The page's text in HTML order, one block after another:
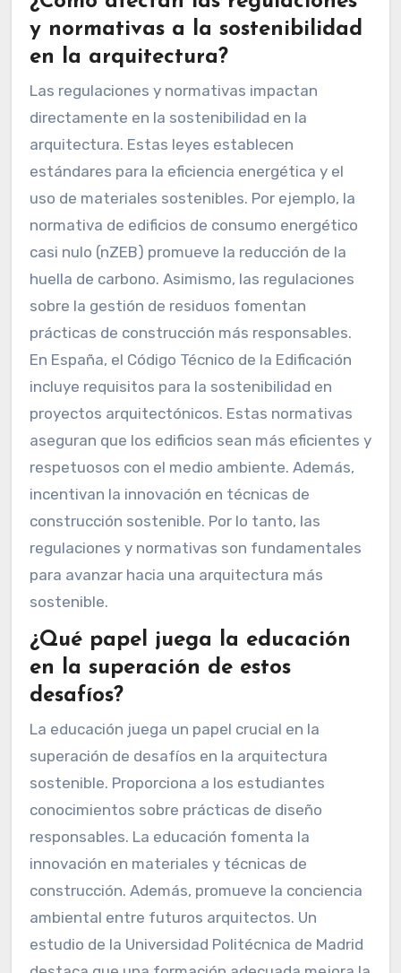
y normativas a la sostenibilidad
en la arquitectura?
Las regulaciones y normativas impactan
directamente en la sostenibilidad en la
arquitectura. Estas leyes establecen
estándares para la eficiencia energética y el
uso de materiales sostenibles. Por ejemplo, la
normativa de edificios de consumo energético
casi nulo (nZEB) promueve la reducción de la
huella de carbono. Asimismo, las regulaciones
sobre la gestión de residuos fomentan
prácticas de construcción más responsables.
En España, el Código Técnico de la Edificación
incluye requisitos para la sostenibilidad en
proyectos arquitectónicos. Estas normativas
aseguran que los edificios sean más eficientes y
respetuosos con el medio ambiente. Además,
incentivan la innovación en técnicas de
construcción sostenible. Por lo tanto, las
regulaciones y normativas son fundamentales
para avanzar hacia una arquitectura más
sostenible.
¿Qué papel juega la educación
en la superación de estos
desafíos?
La educación juega un papel crucial en la
superación de desafíos en la arquitectura
sostenible. Proporciona a los estudiantes
conocimientos sobre prácticas de diseño
responsables. La educación fomenta la
innovación en materiales y técnicas de
construcción. Además, promueve la conciencia
ambiental entre futuros arquitectos. Un
estudio de la Universidad Politécnica de Madrid